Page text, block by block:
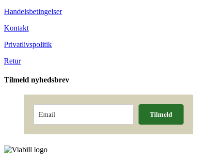
Handelsbetingelser
Kontakt
Privatlivspolitik
Retur
Tilmeld nyhedsbrev
Tilmeld